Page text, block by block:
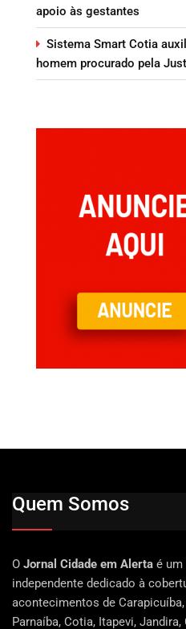
apoio às gestantes
Sistema Smart Cotia
homem procurado pela
Quem Somos
O Jornal Cidade em Alerta é
independente dedicado à
acontecimentos de
Parnaíba, Cotia, Itapevi,